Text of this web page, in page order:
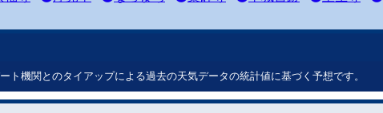
ト機関とのタイアップによる過去の天気データの統計値に基づく予想です。